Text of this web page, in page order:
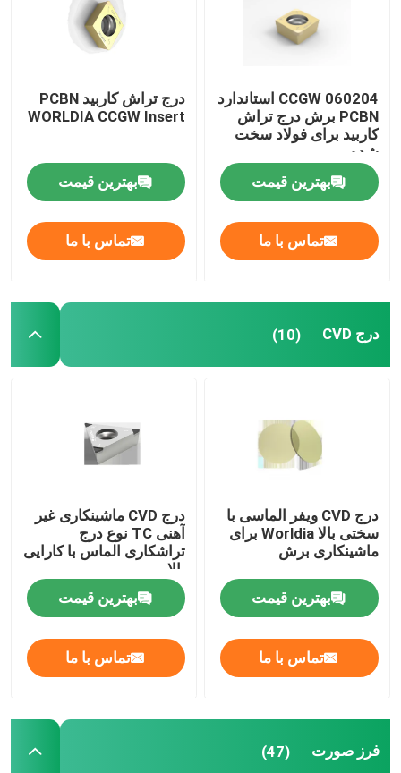
کارخانه تور
تماس با ما
اخبار
همه موارد
ابزار برش Worldia
درج برش PCD
درج برش PCBN
فرز صورت
ابزارهای برش PCBN
ابزار برش ریمر
ابزارهای برش PCD
CCGW 060204 استاندارد
PCBN برش درج تراش
کاربید برای فولاد سخت
شده
بهترین قیمت
تماس با ما
درج تراش کاربید PCBN
WORLDIA CCGW Insert
بهترین قیمت
تماس با ما
درج CVD (10)
درج CVD ویفر الماسی با
سختی بالا Worldia برای
ماشینکاری برش
بهترین قیمت
تماس با ما
درج CVD ماشینکاری غیر
آهنی TC نوع درج
تراشکاری الماس با کارایی
بالا
بهترین قیمت
تماس با ما
فرز صورت (47)